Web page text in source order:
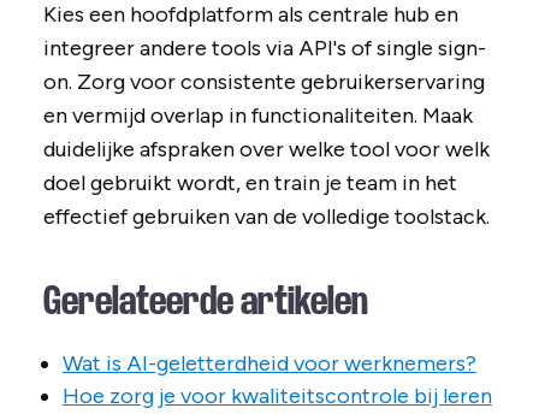
Kies een hoofdplatform als centrale hub en
integreer andere tools via API's of single sign-
on. Zorg voor consistente gebruikerservaring
en vermijd overlap in functionaliteiten. Maak
duidelijke afspraken over welke tool voor welk
doel gebruikt wordt, en train je team in het
effectief gebruiken van de volledige toolstack.
Gerelateerde artikelen
Wat is AI-geletterdheid voor werknemers?
Hoe zorg je voor kwaliteitscontrole bij leren